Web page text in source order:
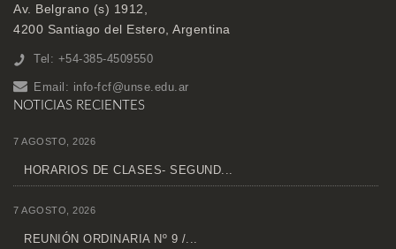
Av. Belgrano (s) 1912,
4200 Santiago del Estero, Argentina
Tel: +54-385-4509550
Email: info-fcf@unse.edu.ar
NOTICIAS RECIENTES
7 AGOSTO, 2026
HORARIOS DE CLASES- SEGUND...
7 AGOSTO, 2026
REUNIÓN ORDINARIA Nº 9 /...